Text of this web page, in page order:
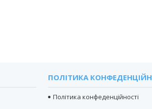
ПОЛІТИКА
Політика конфеденційності